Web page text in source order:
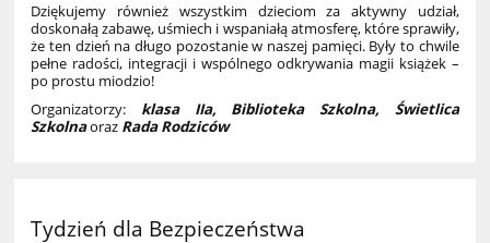
Dziękujemy również wszystkim dzieciom za aktywny udział,
doskonałą zabawę, uśmiech i wspaniałą atmosferę, które sprawiły,
że ten dzień na długo pozostanie w naszej pamięci. Były to chwile
pełne radości, integracji i wspólnego odkrywania magii książek –
po prostu miodzio!
Organizatorzy: klasa IIa, Biblioteka Szkolna, Świetlica
Szkolnaoraz Rada Rodziców
Tydzień dla Bezpieczeństwa